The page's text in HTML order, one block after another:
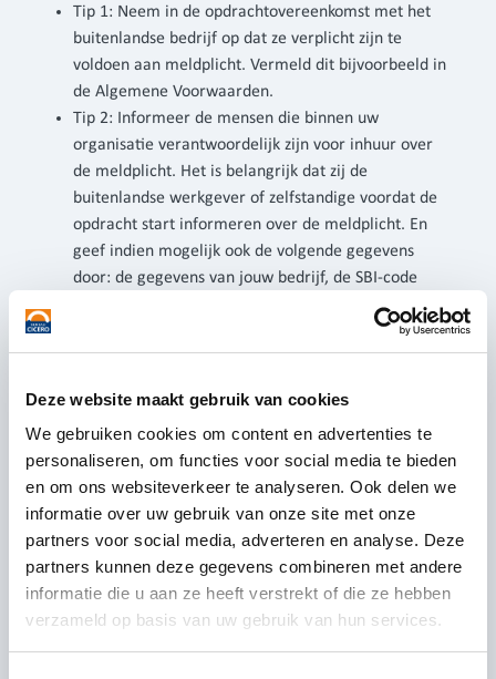
Deze website maakt gebruik van cookies
We gebruiken cookies om content en advertenties te
personaliseren, om functies voor social media te bieden
en om ons websiteverkeer te analyseren. Ook delen we
informatie over uw gebruik van onze site met onze
partners voor social media, adverteren en analyse. Deze
partners kunnen deze gegevens combineren met andere
informatie die u aan ze heeft verstrekt of die ze hebben
verzameld op basis van uw gebruik van hun services.
Tip 1: Neem in de opdrachtovereenkomst met het
buitenlandse bedrijf op dat ze verplicht zijn te
voldoen aan meldplicht. Vermeld dit bijvoorbeeld in
de Algemene Voorwaarden.
Tip 2: Informeer de mensen die binnen uw
organisatie verantwoordelijk zijn voor inhuur over
de meldplicht. Het is belangrijk dat zij de
buitenlandse werkgever of zelfstandige voordat de
opdracht start informeren over de meldplicht. En
geef indien mogelijk ook de volgende gegevens
door: de gegevens van jouw bedrijf, de SBI-code
van de opdracht (vaak hetzelfde als die van jouw
bedrijf, maar niet altijd) en het adres van de
werkplek.
verantwoordelijk is voor het controleren van de
melding. Is dit de persoon die de inhuur regelt? Of
ligt dit bij HR/planning/legal/andere afdeling? Zorg
dat de taak bij een vaste persoon of afdeling ligt.
Tip 4: Geef het juiste emailadres van deze persoon
of afdeling door aan de buitenlandse werkgever of
zelfstandige. Zodra de melding is gedaan, krijgt de
aangewezen persoon of afdeling een e-mail met
het verzoek de melding te controleren.
Tip 5: Informeer het buitenlandse bedrijf over de